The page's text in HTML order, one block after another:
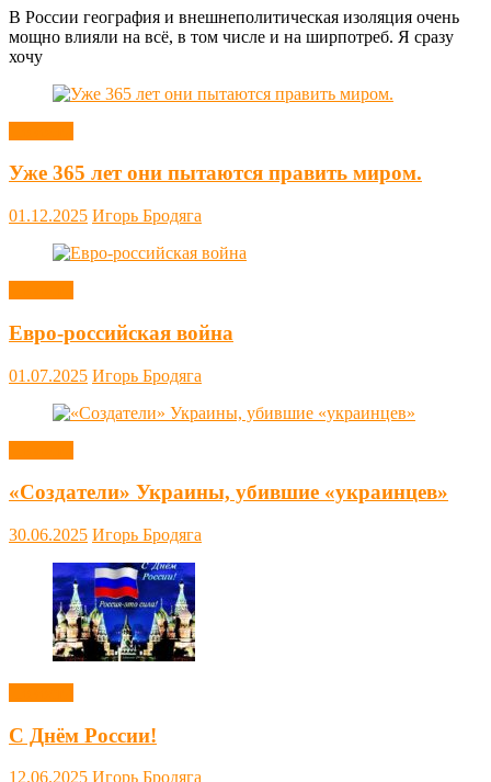
В России география и внешнеполитическая изоляция очень
мощно влияли на всё, в том числе и на ширпотреб. Я сразу
хочу
Уже 365 лет они пытаются править миром.
01.12.2025 Игорь Бродяга
Евро-российская война
01.07.2025 Игорь Бродяга
«Создатели» Украины, убившие «украинцев»
30.06.2025 Игорь Бродяга
С Днём России!
12.06.2025 Игорь Бродяга